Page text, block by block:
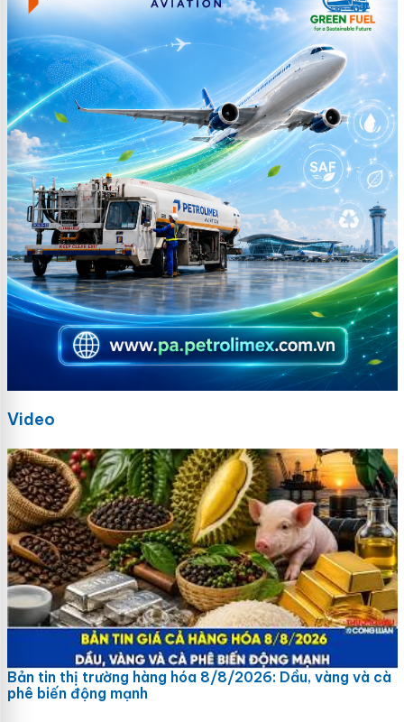
Video
Bản tin thị trường hàng hóa 8/8/2026: Dầu, vàng và cà
phê biến động mạnh